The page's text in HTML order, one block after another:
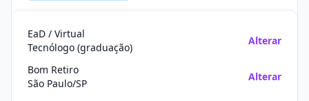
EaD / Virtual
Tecnólogo (graduação)
Alterar
Bom Retiro
São Paulo/SP
Alterar